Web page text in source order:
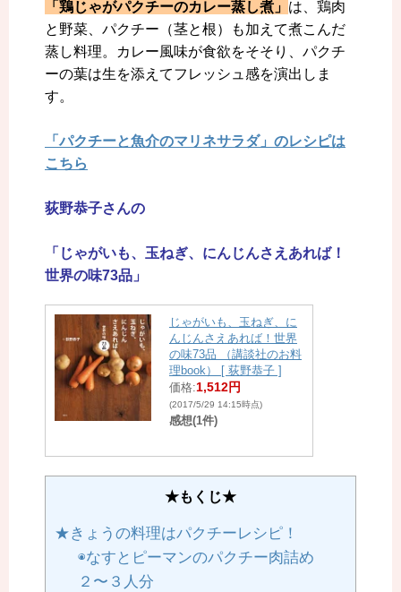
「鶏じゃがパクチーのカレー蒸し煮」 は、鶏肉
と野菜、パクチー（茎と根）も加えて煮こんだ
蒸し料理。カレー風味が食欲をそそり、パクチ
ーの葉は生を添えてフレッシュ感を演出しま
す。
「パクチーと魚介のマリネサラダ」のレシピは
こちら
荻野恭子さんの
「じゃがいも、玉ねぎ、にんじんさえあれば！
世界の味73品」
じゃがいも、玉ねぎ、に
んじんさえあれば！世界
の味73品 （講談社のお料
理book） [ 荻野恭子 ]
価格:1,512円
(2017/5/29 14:15時点)
感想(1件)
★もくじ★
★きょうの料理はパクチーレシピ！
◉なすとピーマンのパクチー肉詰め
２〜３人分